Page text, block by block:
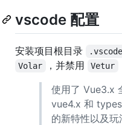
vscode 配置
安装项目根目录 .vscode
Volar ，并禁用 Vetur
使用了 Vue3.x
vue4.x 和
的新特性以及